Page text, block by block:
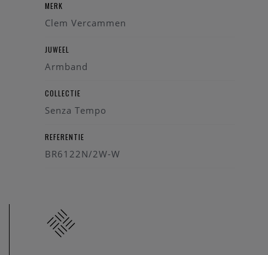
MERK
Clem Vercammen
JUWEEL
Armband
COLLECTIE
Senza Tempo
REFERENTIE
BR6122N/2W-W